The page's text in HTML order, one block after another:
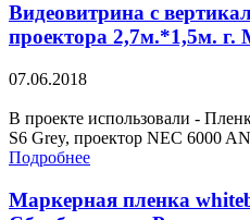
Видеовитрина с
проектора 2,7м.*1,5м.
07.06.2018
В проекте использовали -
S6 Grey, проектор NEC 6000
Подробнее
Маркерная пленка